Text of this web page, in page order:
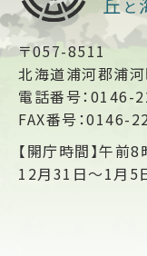
〒057-8511
北海道浦河郡浦
電話番号：0146-
FAX番号：0146-
【開庁時間】午前
12月31日～1月5日